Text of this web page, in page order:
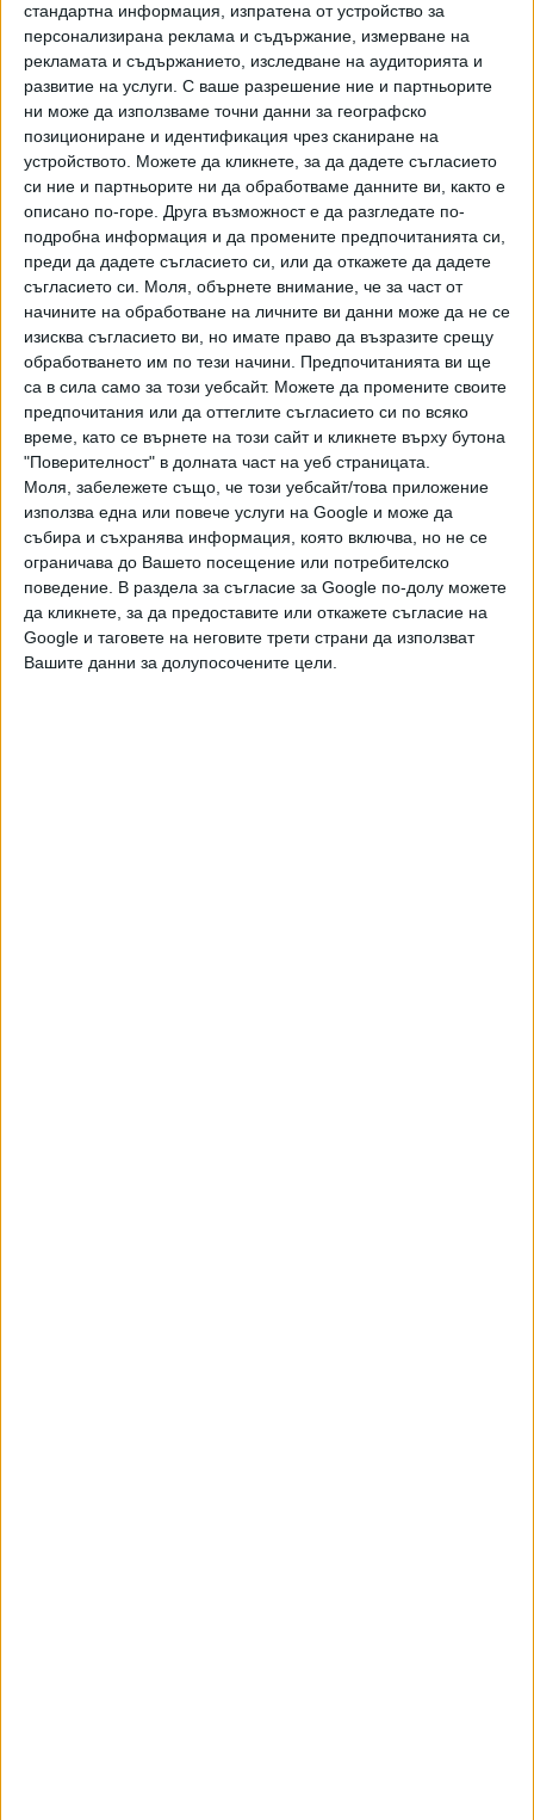
стандартна информация, изпратена от устройство за
персонализирана реклама и съдържание, измерване на
рекламата и съдържанието, изследване на аудиторията и
развитие на услуги. С ваше разрешение ние и партньорите
ни може да използваме точни данни за географско
позициониране и идентификация чрез сканиране на
устройството. Можете да кликнете, за да дадете съгласието
си ние и партньорите ни да обработваме данните ви, както е
описано по-горе. Друга възможност е да разгледате по-
подробна информация и да промените предпочитанията си,
преди да дадете съгласието си, или да откажете да дадете
съгласието си.
Моля, обърнете внимание, че за част от
начините на обработване на личните ви данни може да не се
изисква съгласието ви, но имате право да възразите срещу
обработването им по тези начини. Предпочитанията ви ще
са в сила само за този уебсайт. Можете да промените своите
предпочитания или да оттеглите съгласието си по всяко
време, като се върнете на този сайт и кликнете върху бутона
"Поверителност" в долната част на уеб страницата.
Моля, забележете също, че този уебсайт/това приложение
използва една или повече услуги на Google и може да
събира и съхранява информация, която включва, но не се
ограничава до Вашето посещение или потребителско
поведение. В раздела за съгласие за Google по-долу можете
да кликнете, за да предоставите или откажете съгласие на
Google и таговете на неговите трети страни да използват
Вашите данни за долупосочените цели.
валежи и влага. Тази година слънцето свърши прекрасна
работа", поясни експертката. Според нея на този етап
няма причини за поскъпване на хляба и цените ще
останат стабилни поне до края на годината (дотогава е в
сила нулевата ставка на ДДС).
"България произвежда предостатъчно пшеница и изнася
значителни количества. Но в момента цената на житото
е много ниска, а логистиката е много скъпа и не си
струва да се транспортира евтина стока с много скъп
транспорт", така че няма опасност от прекомерен
износ, смята Кукушева. Тя изтъкна, че мелничарите
работят само с българско зърно: "Никъде не е засечена
преработка на някаква друга пшеница, различна от
българската".
В очакване на Коледа
Председателката на браншовия съюз коментира и
новините за голямото поскъпване на кравето масло и
"риска" за поскъпване и на печивата. Според нея още от
средата на миналия век в сладкарството у нас маслото
се замества с маргарин и аромати на масло. Не всеки